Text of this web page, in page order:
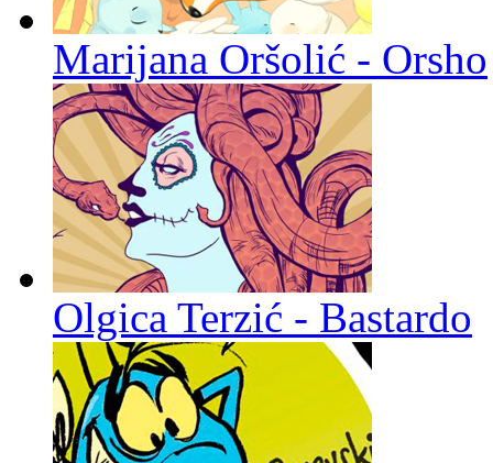
Marijana Oršolić - Orsho
Olgica Terzić - Bastardo